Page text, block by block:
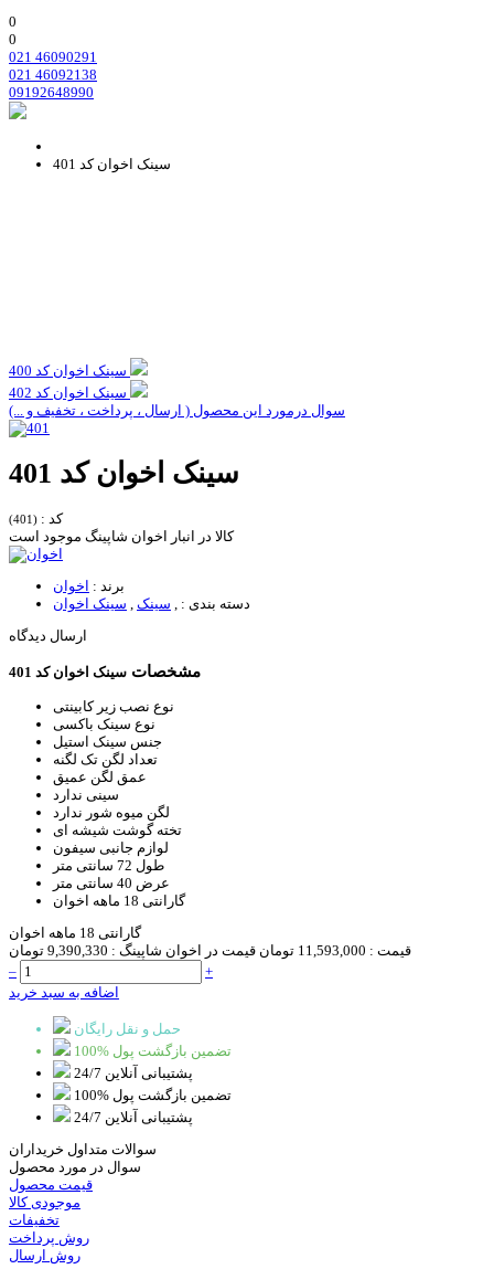
0
0
021 46090291
021 46092138
09192648990
سینک اخوان کد 401
سینک اخوان کد 400
سینک اخوان کد 402
سوال درمورد این محصول ( ارسال ، پرداخت ، تخفیف و ...)
سینک اخوان کد 401
کد : (401)
کالا در انبار اخوان شاپینگ موجود است
برند : اخوان
دسته بندی :
سینک
سینک اخوان
ارسال دیدگاه
مشخصات سینک اخوان کد 401
نوع نصب زیر کابینتی
نوع سینک باکسی
جنس سینک استیل
تعداد لگن تک لگنه
عمق لگن عمیق
سینی ندارد
لگن میوه شور ندارد
تخته گوشت شیشه ای
لوازم جانبی سیفون
طول 72 سانتی متر
عرض 40 سانتی متر
گارانتی 18 ماهه اخوان
گارانتی 18 ماهه اخوان
قیمت : 11,593,000 تومان قیمت در اخوان شاپینگ : 9,390,330 تومان
–
+
اضافه به سبد خرید
حمل و نقل رایگان
100% تضمین بازگشت پول
پشتیبانی آنلاین 24/7
100% تضمین بازگشت پول
پشتیبانی آنلاین 24/7
سوالات متداول خریداران
سوال در مورد محصول
قیمت محصول
موجودی کالا
تخفیفات
روش پرداخت
روش ارسال